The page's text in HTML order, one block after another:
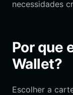
necessidades
Por que
Wallet?
Escolher a